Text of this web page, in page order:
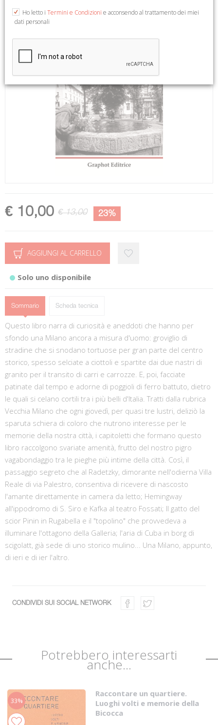
€ 10,00 € 13,00 23%
AGGIUNGI AL CARRELLO
Solo uno disponibile
Sommario Scheda tecnica
Questo libro narra di curiosità e aneddoti che hanno per
sfondo una Milano ancora a misura d'uomo: groviglio di
stradine che si snodano tortuose per gran parte del centro
storico, spesso selciate a ciottoli e spartite dai due nastri di
granito per il transito di carri e carrozze. E, poi, facciate
patinate dal tempo e adorne di poggioli di ferro battuto, dietro
le quali si celano cortili tra i più belli d'Italia. Tratti dalla rubrica
Vecchia Milano che ogni giovedì, per quasi tre lustri, deliziò la
sparuta schiera di coloro che nutrono interesse per le
memorie della nostra città, i capitoletti che formano questo
libro raccolgono svariate amenità, frutto del nostro pigro
vagabondaggio tra le pieghe più intime della città. Così, il
passaggio segreto che al Radetzky, dimorante nell'odierna Villa
Reale di via Palestro, consentiva di ricevere di nascosto
l'amante direttamente in camera da letto; Hemingway
all'ippodromo di S. Siro e Kafka al teatro Fossati; Il gatto del
scior Pinin in Rugabella e il "topolino" che provvedeva a
illuminare l'ottagono della Galleria; l'aria di Cuba in borg di
scigolatt, già sede di uno storico mulino... Una Milano, appunto,
di ieri e di ier l'altro.
CONDIVIDI SUI SOCIAL NETWORK
Potrebbero interessarti
anche...
33%
Raccontare un quartiere.
Luoghi volti e memorie della
Bicocca
Ho letto i Termini e Condizioni e acconsendo al trattamento dei miei
dati personali